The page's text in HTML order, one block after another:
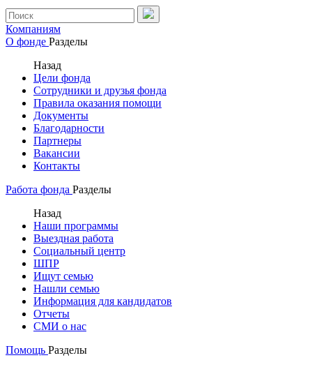
Компаниям
О фонде Разделы
Назад
Цели фонда
Сотрудники и друзья фонда
Правила оказания помощи
Документы
Благодарности
Партнеры
Вакансии
Контакты
Работа фонда Разделы
Назад
Наши программы
Выездная работа
Социальный центр
ШПР
Ищут семью
Нашли семью
Информация для кандидатов
Отчеты
СМИ о нас
Помощь Разделы